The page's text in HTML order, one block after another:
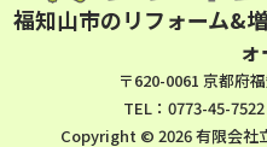
【QUOカード500円分】をプレ
ゼントさせていただきます。
ど…」という方も、この機会を
ぜひ情報収集の場としてご活用
くださいね！
リフォーム・
れだけでも見積り精度が上が
り、後からの追加費用を防ぐこ
とにつながります。 ■ 相談だ
けでもOK！まずは気軽に問い
合わせを 「まだ工事するか決め
ています
おうちの寒さ対策
や水まわりのリフォームをお考
的？」「費用感はどれくら
い？」など、 どんなご相談でも
お気軽にお声かけください。 ス
福知山市のリフォーム&
〒620-0061 京都府
TEL：0773-45-
Copyright © 2026 有限会社